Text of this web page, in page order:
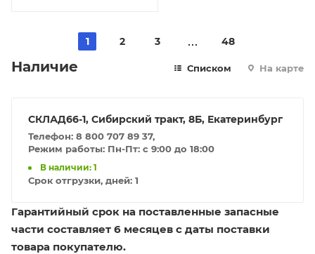
1 2 3 48
Наличие Списком На карте
СКЛАД66-1, Сибирский тракт, 8Б, Екатеринбург
Телефон: 8 800 707 89 37,
Режим работы: Пн-Пт: с 9:00 до 18:00
В наличии: 1
Срок отгрузки, дней: 1
Гарантийный срок на поставленные запасные
части составляет 6 месяцев с даты поставки
товара покупателю.